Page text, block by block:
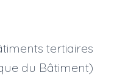
tertiaires
du Bâtiment)